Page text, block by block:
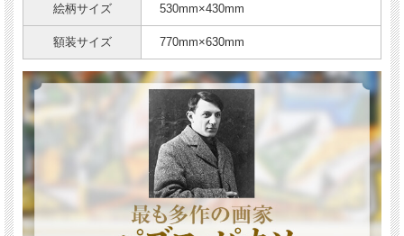
絵柄サイズ 530mm×430mm
額装サイズ 770mm×630mm